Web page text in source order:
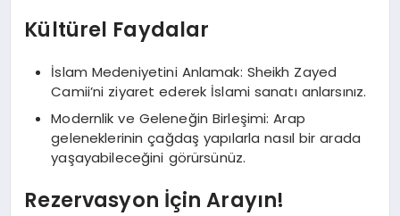
Kültürel Faydalar
İslam Medeniyetini Anlamak: Sheikh Zayed
Camii’ni ziyaret ederek İslami sanatı anlarsınız.
Modernlik ve Geleneğin Birleşimi: Arap
geleneklerinin çağdaş yapılarla nasıl bir arada
yaşayabileceğini görürsünüz.
Rezervasyon İçin Arayın!